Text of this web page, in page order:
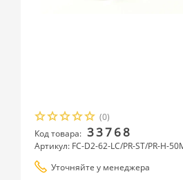
(0)
Код товара: 33768
Артикул: FC-D2-62-LC/PR-ST/PR-H-
Уточняйте у менеджера